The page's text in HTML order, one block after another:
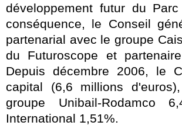
développement futur du
conséquence, le Conseil
partenarial avec le groupe
du Futuroscope et
Depuis décembre 2006, le
capital (6,6 millions
groupe Unibail-
International 1,51%.